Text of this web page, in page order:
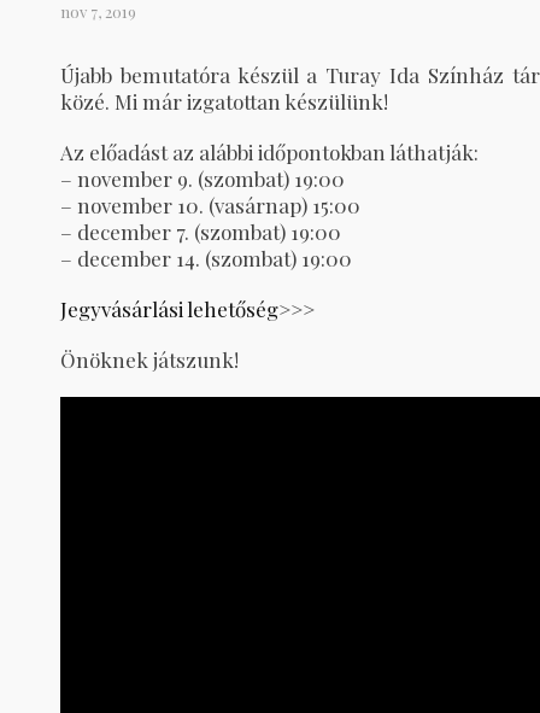
nov 7, 2019
Újabb bemutatóra készül a Turay Ida Színház
közé. Mi már izgatottan készülünk!
Az előadást az alábbi időpontokban láthatják:
– november 9. (szombat) 19:00
– november 10. (vasárnap) 15:00
– december 7. (szombat) 19:00
– december 14. (szombat) 19:00
Jegyvásárlási lehetőség>>>
Önöknek játszunk!